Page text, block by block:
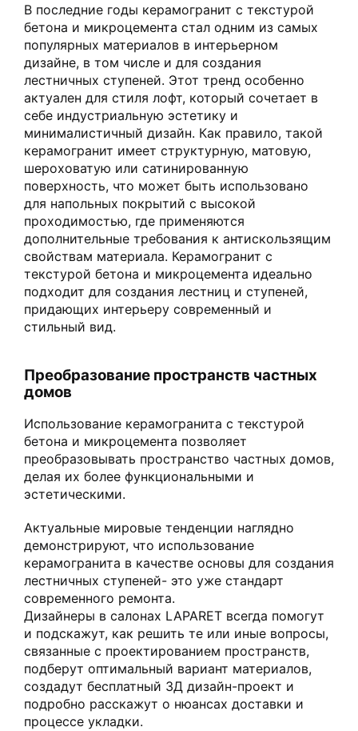
В последние годы керамогранит с текстурой
бетона и микроцемента стал одним из самых
популярных материалов в интерьерном
дизайне, в том числе и для создания
лестничных ступеней. Этот тренд особенно
актуален для стиля лофт, который сочетает в
себе индустриальную эстетику и
минималистичный дизайн. Как правило, такой
керамогранит имеет структурную, матовую,
шероховатую или сатинированную
поверхность, что может быть использовано
для напольных покрытий с высокой
проходимостью, где применяются
дополнительные требования к антискользящим
свойствам материала. Керамогранит с
текстурой бетона и микроцемента идеально
подходит для создания лестниц и ступеней,
придающих интерьеру современный и
стильный вид.
Преобразование пространств частных
домов
Использование керамогранита с текстурой
бетона и микроцемента позволяет
преобразовывать пространство частных домов,
делая их более функциональными и
эстетическими.
Актуальные мировые тенденции наглядно
демонстрируют, что использование
керамогранита в качестве основы для создания
лестничных ступеней- это уже стандарт
современного ремонта.
Дизайнеры в салонах LAPARET всегда помогут
и подскажут, как решить те или иные вопросы,
связанные с проектированием пространств,
подберут оптимальный вариант материалов,
создадут бесплатный 3Д дизайн-проект и
подробно расскажут о нюансах доставки и
процессе укладки.